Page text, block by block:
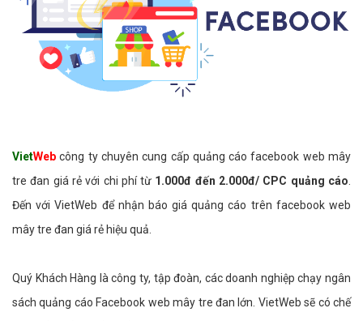
VietWeb công ty chuyên cung cấp quảng cáo facebook web mây
tre đan giá rẻ với chi phí từ 1.000đ đến 2.000đ/ CPC quảng cáo
Đến với VietWeb để nhận báo giá quảng cáo trên facebook web
mây tre đan giá rẻ hiệu quả.
Quý Khách Hàng là công ty, tập đoàn, các doanh nghiệp chạy ngân
sách quảng cáo Facebook web mây tre đan lớn. VietWeb sẽ có chế